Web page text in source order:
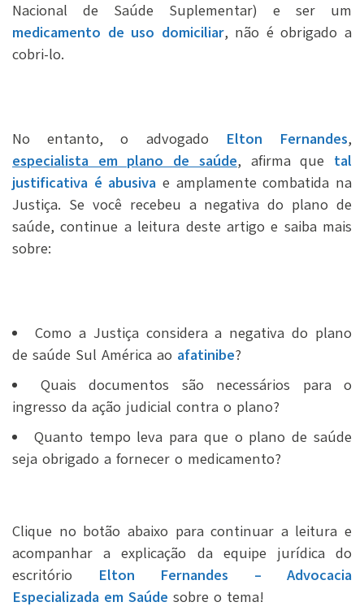
Nacional de Saúde Suplementar) e ser um
medicamento de uso domiciliar, não é obrigado a
cobri-lo.
No entanto, o advogado Elton Fernandes,
especialista em plano de saúde, afirma que tal
justificativa é abusiva e amplamente combatida na
Justiça. Se você recebeu a negativa do plano de
saúde, continue a leitura deste artigo e saiba mais
sobre:
Como a Justiça considera a negativa do plano
de saúde Sul América ao afatinibe?
Quais documentos são necessários para o
ingresso da ação judicial contra o plano?
Quanto tempo leva para que o plano de saúde
seja obrigado a fornecer o medicamento?
Clique no botão abaixo para continuar a leitura e
acompanhar a explicação da equipe jurídica do
escritório
Elton Fernandes – Advocacia
Especializada em Saúde sobre o tema!